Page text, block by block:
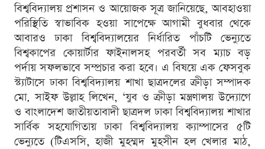
বিশ্ববিদ্যালয় প্রশাসন ও আয়োজক সূত্র জানিয়েছে, আবহাওয়া
পরিস্থিতি স্বাভাবিক হওয়া সাপেক্ষে আগামী বুধবার থেকে
আবারও ঢাকা বিশ্ববিদ্যালয়ের নির্ধারিত পাঁচটি ভেন্যুতে
বিশ্বকাপের কোয়ার্টার ফাইনালসহ পরবর্তী সব ম্যাচ বড়
পর্দায় সফলভাবে সম্প্রচার করা হবে। এ বিষয়ে এক ফেসবুক
স্ট্যাটাসে ঢাকা বিশ্ববিদ্যালয় শাখা ছাত্রদলের ক্রীড়া সম্পাদক
মো. সাইফ উল্লাহ লিখেন, ‘যুব ও ক্রীড়া মন্ত্রণালয় উদ্যোগে
ও বাংলাদেশ জাতীয়তাবাদী ছাত্রদল ঢাকা বিশ্ববিদ্যালয় শাখার
সার্বিক সহযোগিতায় ঢাকা বিশ্ববিদ্যালয় ক্যাম্পাসের ৫টি
ভেন্যুতে (টিএসসি, হাজী মুহম্মদ মুহসীন হল খেলার মাঠ,